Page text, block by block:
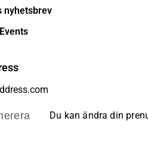
nyhetsbrev
Du kan ändra din